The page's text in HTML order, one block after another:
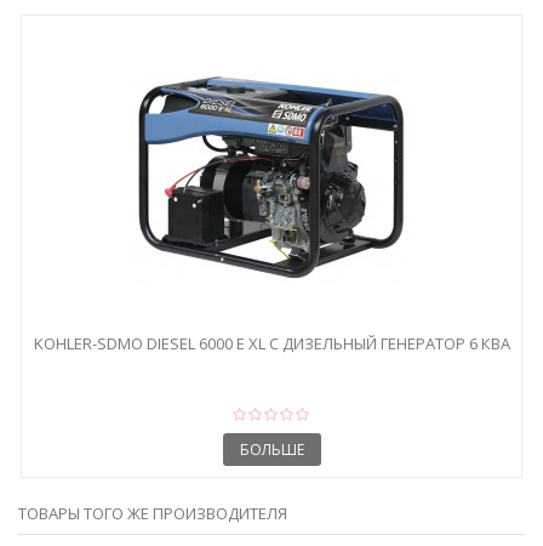
KOHLER-SDMO DIESEL 6000 E XL C ДИЗЕЛЬНЫЙ ГЕНЕРАТОР 6 КВА
БОЛЬШЕ
ТОВАРЫ ТОГО ЖЕ ПРОИЗВОДИТЕЛЯ